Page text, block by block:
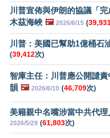
川普宣佈與伊朗的協議「
木茲海峽 🖼️ 2026/6/15 (
川普：美國已幫助1億桶石
(39,412次)
智庫主任：川普應公開譴
韻 🖼️ 2026/6/10 (46,709次)
美籍親中名嘴涉當中共代
2026/5/29 (61,803次)